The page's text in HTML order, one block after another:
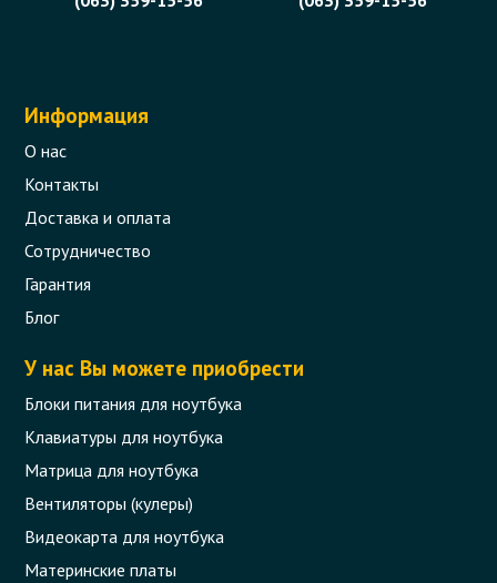
0 грн.
Нет в наличии
Информация
О нас
Контакты
Доставка и оплата
Сотрудничество
Гарантия
Блог
У нас Вы можете приобрести
Блоки питания для ноутбука
Клавиатуры для ноутбука
Матрица для ноутбука
Вентиляторы (кулеры)
Видеокарта для ноутбука
Материнские платы